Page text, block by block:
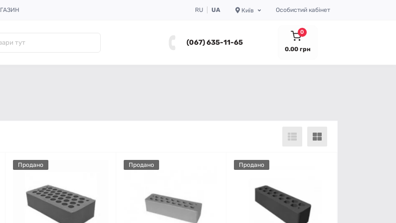
RU UA Київ Особистий кабінет
(067) 635-11-65
0
0.00 грн
Продано Продано Продано